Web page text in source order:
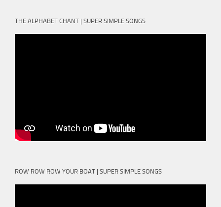
THE ALPHABET CHANT | SUPER SIMPLE SONGS
ROW ROW ROW YOUR BOAT | SUPER SIMPLE SONGS